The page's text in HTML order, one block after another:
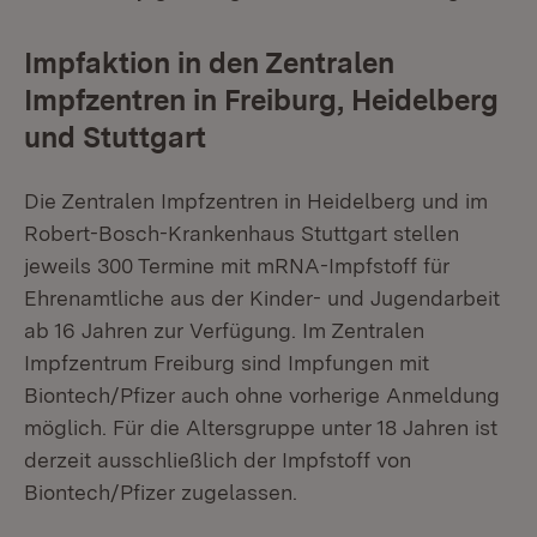
Impfaktion in den Zentralen
Impfzentren in Freiburg, Heidelberg
und Stuttgart
Die Zentralen Impfzentren in Heidelberg und im
Robert-Bosch-Krankenhaus Stuttgart stellen
jeweils 300 Termine mit mRNA-Impfstoff für
Ehrenamtliche aus der Kinder- und Jugendarbeit
ab 16 Jahren zur Verfügung. Im Zentralen
Impfzentrum Freiburg sind Impfungen mit
Biontech/Pfizer auch ohne vorherige Anmeldung
möglich. Für die Altersgruppe unter 18 Jahren ist
derzeit ausschließlich der Impfstoff von
Biontech/Pfizer zugelassen.